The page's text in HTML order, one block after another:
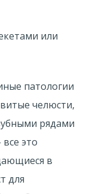
патологии
челюсти,
рядами
это
в
для